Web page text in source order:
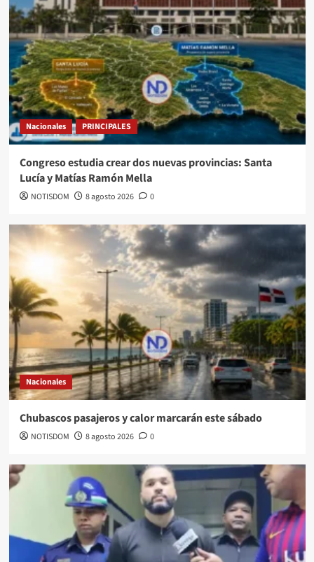
Nacionales PRINCIPALES
Congreso estudia crear dos nuevas provincias: Santa
Lucía y Matías Ramón Mella
NOTISDOM 8 agosto 2026 0
Nacionales
Chubascos pasajeros y calor marcarán este sábado
NOTISDOM 8 agosto 2026 0